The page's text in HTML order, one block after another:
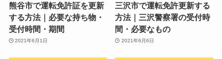
熊谷市で運転免許証を更新
する方法｜必要な持ち物・
受付時間・期間
2021年6月1日
三沢市で運転免許更新する
方法｜三沢警察署の受付時
間・必要なもの
2021年6月6日